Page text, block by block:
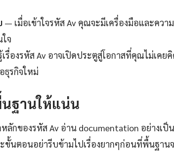
— เมื่อเข้าใจรหัส Av คุณจะมีเครื่องมือและควา
จ
รื่องรหัส Av อาจเปิดประตูสู่โอกาสที่คุณไม่เคย
ธุรกิจใหม่
ฐานให้แน่น
หลักของรหัส Av อ่าน documentation อย่างเ
ะขั้นตอนอย่ารีบข้ามไปเรื่องยากๆก่อนที่พื้นฐาน